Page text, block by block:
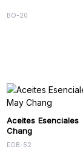
BO-20
Aceites
Chang
EOB-52